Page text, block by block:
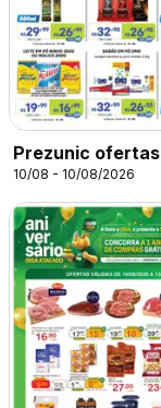
Prezunic ofertas
10/08 - 10/08/2026